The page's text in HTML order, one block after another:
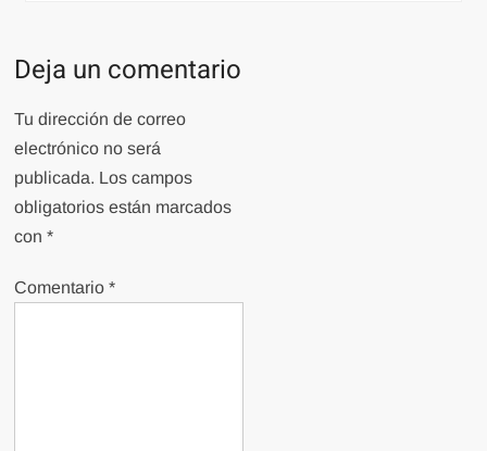
Deja un comentario
Tu dirección de correo
electrónico no será
publicada. Los campos
obligatorios están marcados
con*
Comentario*